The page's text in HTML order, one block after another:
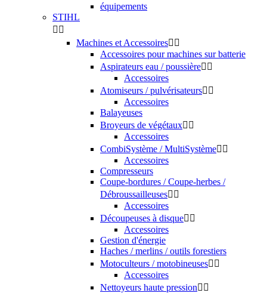
équipements
STIHL
 
Machines et Accessoires 
Accessoires pour machines sur batterie
Aspirateurs eau / poussière 
Accessoires
Atomiseurs / pulvérisateurs 
Accessoires
Balayeuses
Broyeurs de végétaux 
Accessoires
CombiSystème / MultiSystème 
Accessoires
Compresseurs
Coupe-bordures / Coupe-herbes /
Débroussailleuses 
Accessoires
Découpeuses à disque 
Accessoires
Gestion d'énergie
Haches / merlins / outils forestiers
Motoculteurs / motobineuses 
Accessoires
Nettoyeurs haute pression 